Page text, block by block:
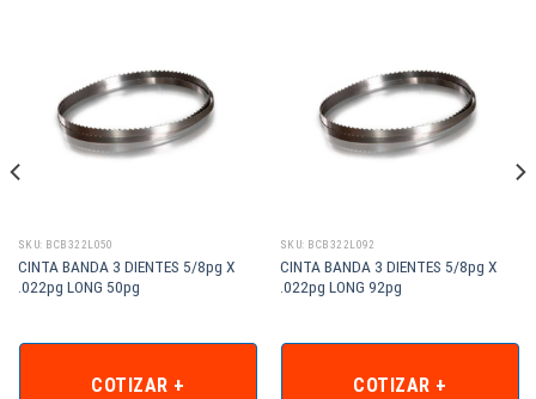
SKU: BCB322L050
CINTA BANDA 3 DIENTES 5/8pg X
.022pg LONG 50pg
COTIZAR +
SKU: BCB322L092
CINTA BANDA 3 DIENTES 5/8pg X
.022pg LONG 92pg
COTIZAR +